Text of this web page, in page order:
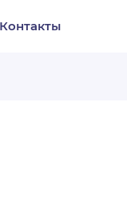
Контакты